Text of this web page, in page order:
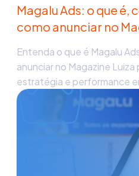
Magalu Ads: o que é,
como anunciar no
Entenda o que é Magalu
anunciar no Magazine
estratégia e performance